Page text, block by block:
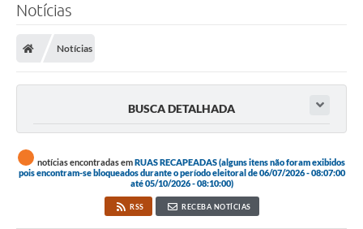
Notícias
Notícias
BUSCA DETALHADA
notícias encontradas emRUAS RECAPEADAS (alguns itens não foram exibidos
pois encontram-se bloqueados durante o período eleitoral de 06/07/2026 - 08:07:00
até 05/10/2026 - 08:10:00)
RSS RECEBA NOTÍCIAS